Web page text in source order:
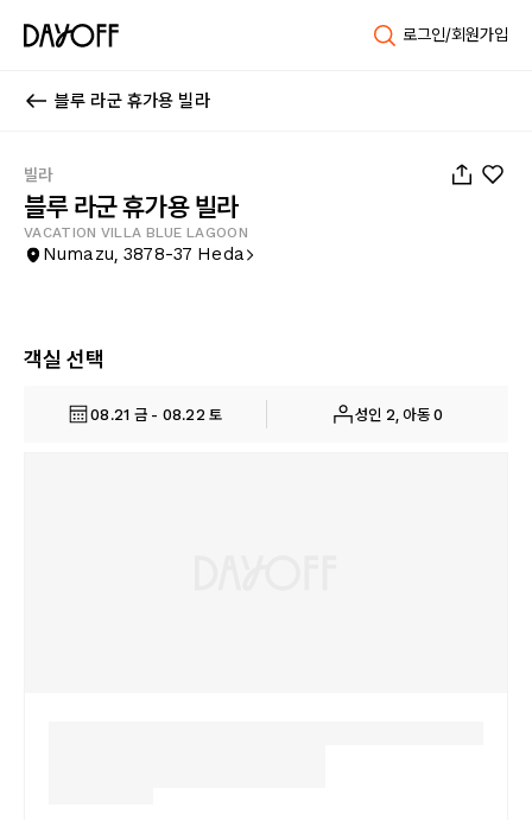
로그인/회원가입
블루 라군 휴가용 빌라
빌라
블루 라군 휴가용 빌라
VACATION VILLA BLUE LAGOON
Numazu, 3878-37 Heda
객실 선택
08.21 금 - 08.22 토 성인 2, 아동 0